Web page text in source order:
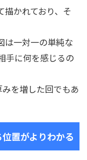
描かれており、そ
は一対一の単純な
手に何を感じるの
を増した回でもあ
置がよりわかる